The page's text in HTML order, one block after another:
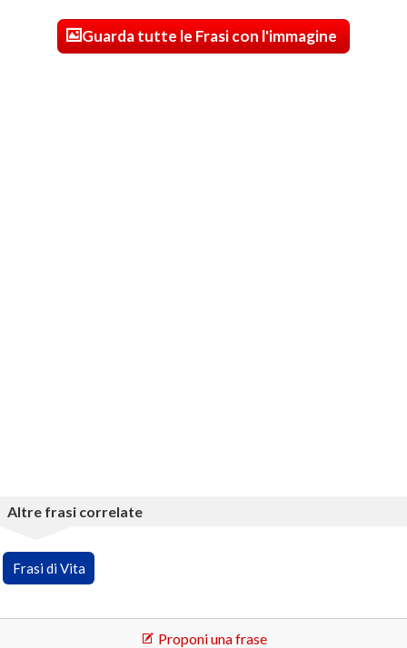
Guarda tutte le Frasi con l'immagine
Altre frasi correlate
Frasi di Vita
Proponi una frase